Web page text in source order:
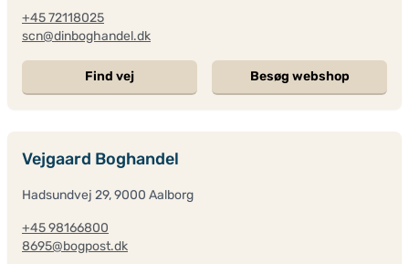
+45 72118025
scn@dinboghandel.dk
Find vej Besøg webshop
Vejgaard Boghandel
Hadsundvej 29, 9000 Aalborg
+45 98166800
8695@bogpost.dk